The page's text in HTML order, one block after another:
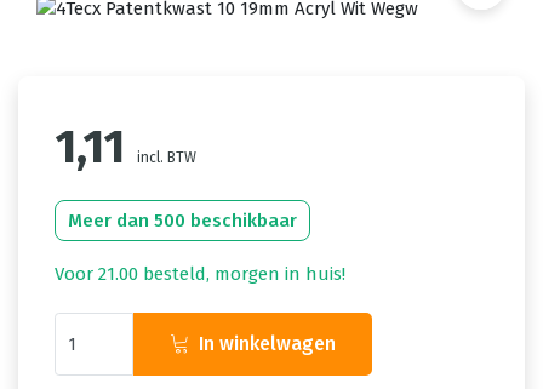
1,11 incl. BTW
Meer dan 500 beschikbaar
Voor 21.00 besteld, morgen in huis!
In winkelwagen